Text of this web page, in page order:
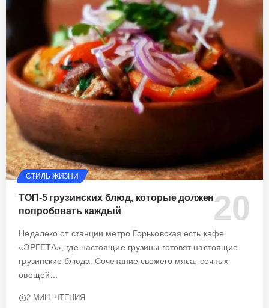
СТИЛЬ ЖИЗНИ
ТОП-5 грузинских блюд, которые должен
попробовать каждый
Недалеко от станции метро Горьковская есть кафе
«ЭРГЕТА», где настоящие грузины готовят настоящие
грузинские блюда. Сочетание свежего мяса, сочных
овощей…
2 МИН. ЧТЕНИЯ